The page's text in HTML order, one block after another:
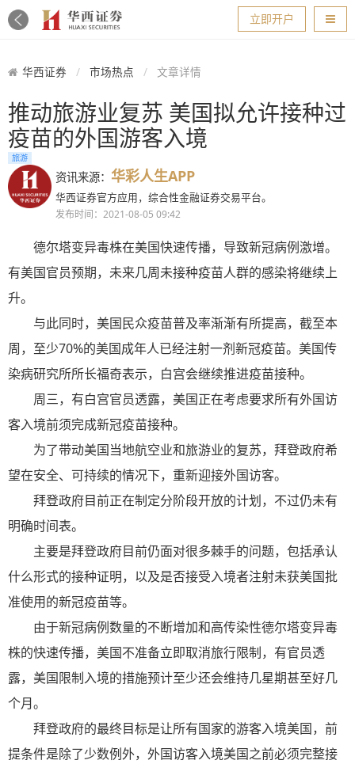
导航
立即开户
华西证券 市场热点 文章详情
推动旅游业复苏 美国拟允许接种过
疫苗的外国游客入境
旅游
资讯来源： 华彩人生APP
华西证券官方应用，综合性金融证券交易平台。
发布时间：2021-08-05 09:42
德尔塔变异毒株在美国快速传播，导致新冠病例激增。
有美国官员预期，未来几周未接种疫苗人群的感染将继续上
升。
与此同时，美国民众疫苗普及率渐渐有所提高，截至本
周，至少70%的美国成年人已经注射一剂新冠疫苗。美国传
染病研究所所长福奇表示，白宫会继续推进疫苗接种。
周三，有白宫官员透露，美国正在考虑要求所有外国访
客入境前须完成新冠疫苗接种。
为了带动美国当地航空业和旅游业的复苏，拜登政府希
望在安全、可持续的情况下，重新迎接外国访客。
拜登政府目前正在制定分阶段开放的计划，不过仍未有
明确时间表。
主要是拜登政府目前仍面对很多棘手的问题，包括承认
什么形式的接种证明，以及是否接受入境者注射未获美国批
准使用的新冠疫苗等。
由于新冠病例数量的不断增加和高传染性德尔塔变异毒
株的快速传播，美国不准备立即取消旅行限制，有官员透
露，美国限制入境的措施预计至少还会维持几星期甚至好几
个月。
拜登政府的最终目标是让所有国家的游客入境美国，前
提条件是除了少数例外，外国访客入境美国之前必须完整接